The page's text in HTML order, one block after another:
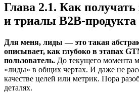
Глава 2.1. Как
и триалы B2B-продукта
Для меня, лиды — это такая
описывает, как глубоко в этапах
пользователь. До текущего момента
«лиды» в общих чертах. И даже не
качестве целей или метрик. Пора
деталях.